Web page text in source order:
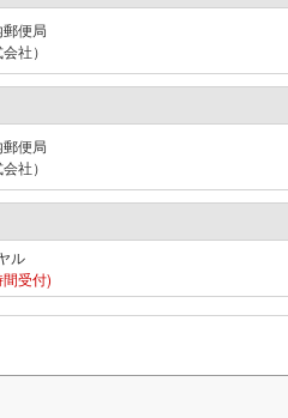
便局
社）
便局
社）
ル
間受付)